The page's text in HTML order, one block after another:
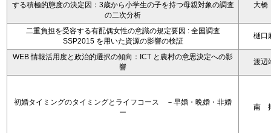
する積極的態度の決定因：3歳から小学生の子を持つ母親対象の調査
の二次分析
大
二重負担を受容する有配偶女性の意識の規定要因 : 全国調査
SSP2015 を用いた資源の影響の検証
樋口
WEB 情報活用度と政治的選択の傾向：ICT と農村の意思決定への影
響
渡辺
初婚タイミングのタイミングとライフコース －早婚・晩婚・非婚
ー
南